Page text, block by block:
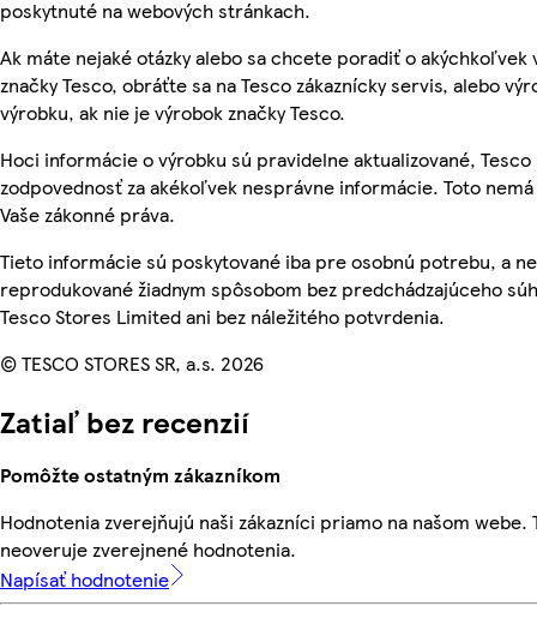
poskytnuté na webových stránkach.
Ak máte nejaké otázky alebo sa chcete poradiť o akýchkoľvek
značky Tesco, obráťte sa na Tesco zákaznícky servis, alebo
výrobku, ak nie je výrobok značky Tesco.
Hoci informácie o výrobku sú pravidelne aktualizované, Tesco
zodpovednosť za akékoľvek nesprávne informácie. Toto
Vaše zákonné práva.
Tieto informácie sú poskytované iba pre osobnú potrebu, a
reprodukované žiadnym spôsobom bez predchádzajúceho
Tesco Stores Limited ani bez náležitého potvrdenia.
© TESCO STORES SR, a.s. 2026
Zatiaľ bez recenzií
Pomôžte ostatným zákazníkom
Hodnotenia zverejňujú naši zákazníci priamo na našom webe.
neoveruje zverejnené hodnotenia.
Napísať hodnotenie